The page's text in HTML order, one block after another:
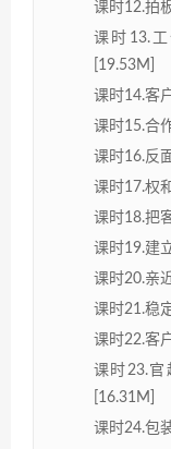
课时12.拍
课时13.
[19.53M]
课时14.客
课时15.合
课时16.反
课时17.权
课时18.把
课时19.建
课时20.亲
课时21.稳
课时22.客
课时23.官
[16.31M]
课时24.包